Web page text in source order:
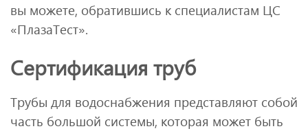
вы можете, обратившись к специалистам ЦС
«ПлазаТест».
Сертификация труб
Трубы для водоснабжения представляют собой
часть большой системы, которая может быть